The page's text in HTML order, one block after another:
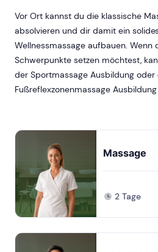
Vor Ort kannst du die klassische
absolvieren und dir damit ein
Wellnessmassage aufbauen. Wenn
Schwerpunkte setzen möchtest,
der Sportmassage Ausbildung oder
Fußreflexzonenmassage
Massage
2 Tage